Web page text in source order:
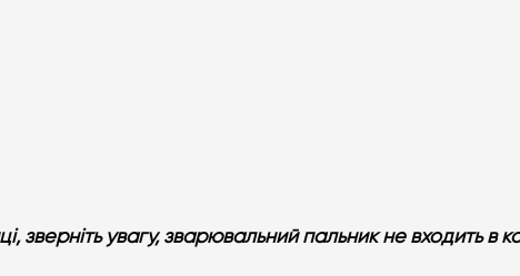
зверніть увагу, зварювальний пальник не входить в